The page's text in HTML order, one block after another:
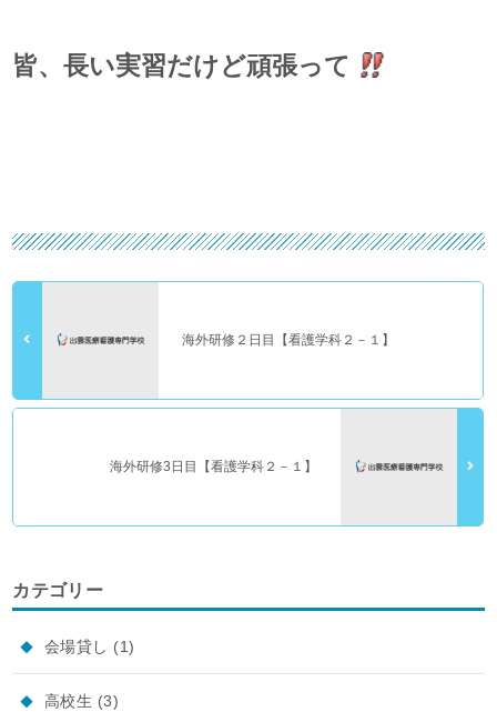
皆、長い実習だけど頑張って
海外研修２日目【看護学科２－１】
海外研修3日目【看護学科２－１】
カテゴリー
会場貸し (1)
高校生 (3)